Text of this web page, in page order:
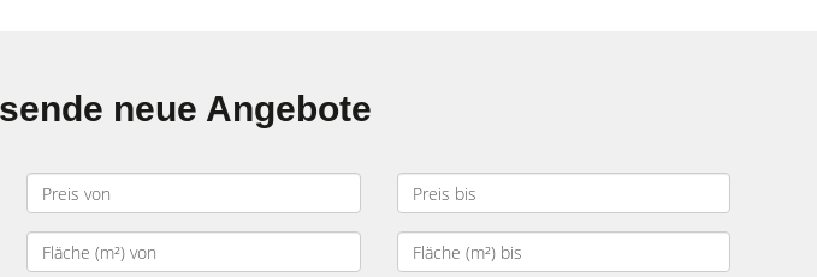
neue Angebote